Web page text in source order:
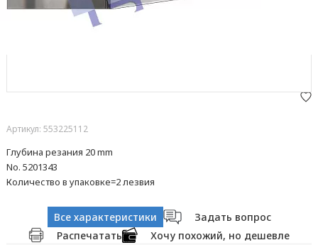
Артикул: 553225112
Глубина резания 20 mm
No. 5201343
Количество в упаковке=2 лезвия
Все характеристики
Задать вопрос
Распечатать
Хочу похожий, но дешевле